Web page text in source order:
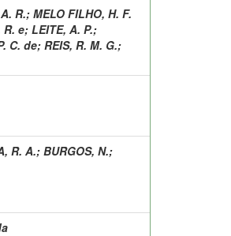
R.; MELO FILHO, H. F.
R. e; LEITE, A. P.;
C. de; REIS, R. M. G.;
R. A.; BURGOS, N.;